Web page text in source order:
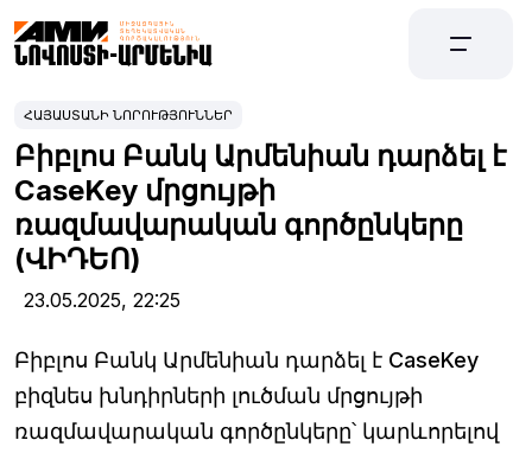
ՀԱՅԱՍՏԱՆԻ ՆՈՐՈՒԹՅՈՒՆՆԵՐ
Բիբլոս Բանկ Արմենիան դարձել է
CaseKey մրցույթի
ռազմավարական գործընկերը
(ՎԻԴԵՈ)
23.05.2025, 22:25
Բիբլոս Բանկ Արմենիան դարձել է CaseKey
բիզնես խնդիրների լուծման մրցույթի
ռազմավարական գործընկերը՝ կարևորելով